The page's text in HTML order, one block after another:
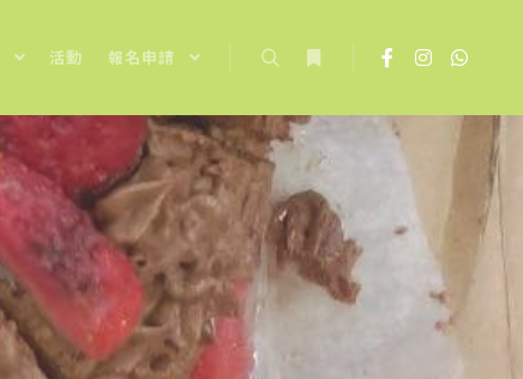
活動 報名申請